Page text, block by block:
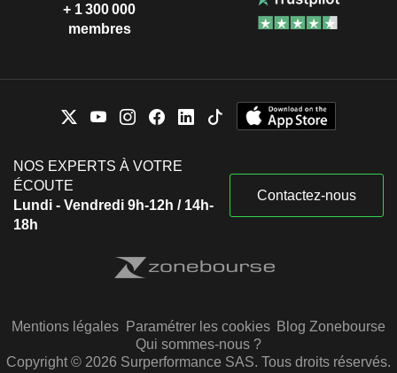
+ 1 300 000
membres
NOS EXPERTS À VOTRE
ÉCOUTE
Lundi - Vendredi 9h-12h / 14h-
18h
Contactez-nous
Mentions légales Paramétrer les cookies Blog Zonebourse
Qui sommes-nous ?
Copyright © 2026 Surperformance SAS. Tous droits réservés.